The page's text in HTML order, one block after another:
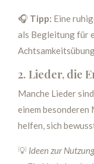
🎧 Tipp: Eine
als Begleitung für
2. Lieder, die
Manche Lieder
einem besonderen
helfen, sich
💡 Ideen zur